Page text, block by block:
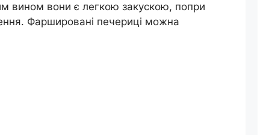
вином вони є легкою закускою, попри
Фаршировані печериці можна